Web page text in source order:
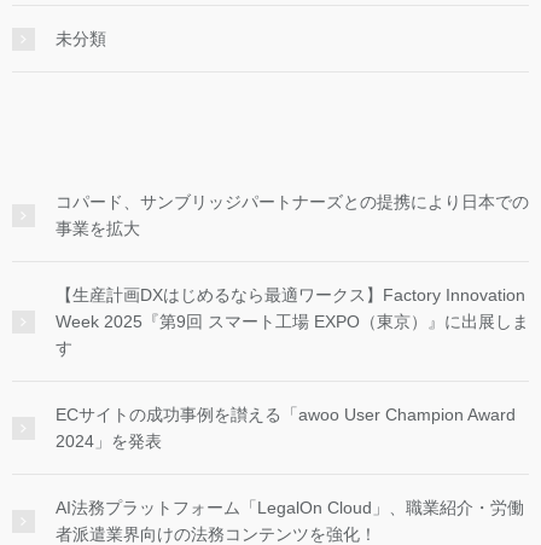
未分類
コパード、サンブリッジパートナーズとの提携により日本での
事業を拡大
【生産計画DXはじめるなら最適ワークス】Factory Innovation
Week 2025『第9回 スマート工場 EXPO（東京）』に出展しま
す
ECサイトの成功事例を讃える「awoo User Champion Award
2024」を発表
AI法務プラットフォーム「LegalOn Cloud」、職業紹介・労働
者派遣業界向けの法務コンテンツを強化！